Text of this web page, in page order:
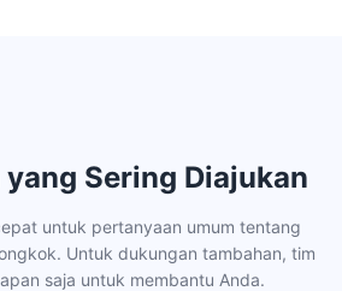
Sering Diajukan
untuk pertanyaan umum tentang
Untuk dukungan tambahan, tim
saja untuk membantu Anda.